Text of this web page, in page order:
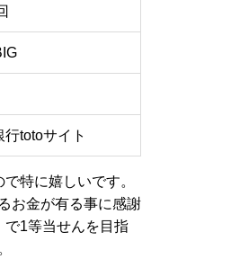
行totoサイト
特に嬉しいです。
お金が有る事に感謝
で1等当せんを目指